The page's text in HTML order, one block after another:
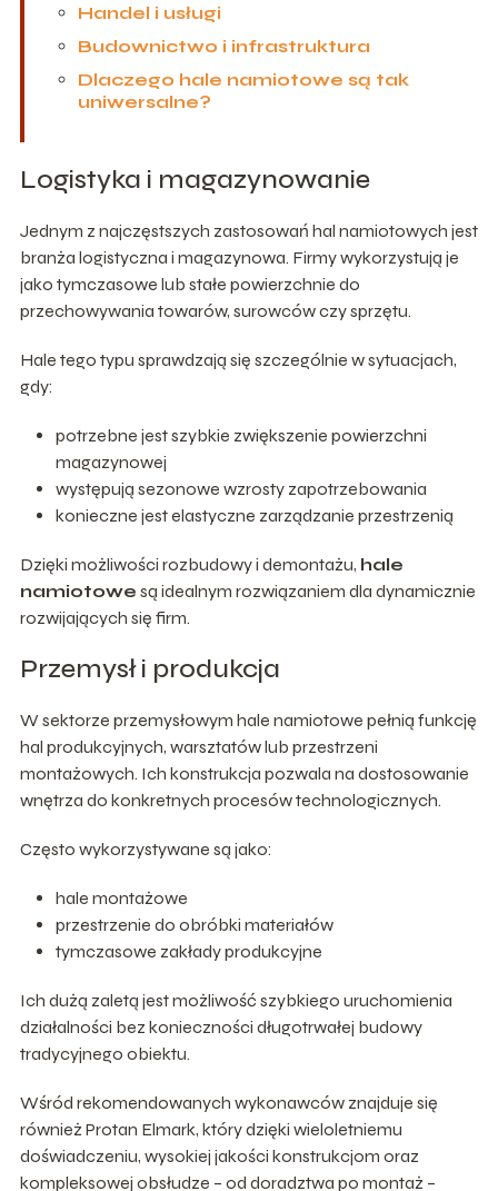
Handel i usługi
Budownictwo i infrastruktura
Dlaczego hale namiotowe są tak
uniwersalne?
Logistyka i magazynowanie
Jednym z najczęstszych zastosowań hal namiotowych jest
branża logistyczna i magazynowa. Firmy wykorzystują je
jako tymczasowe lub stałe powierzchnie do
przechowywania towarów, surowców czy sprzętu.
Hale tego typu sprawdzają się szczególnie w sytuacjach,
gdy:
potrzebne jest szybkie zwiększenie powierzchni
magazynowej
występują sezonowe wzrosty zapotrzebowania
konieczne jest elastyczne zarządzanie przestrzenią
Dzięki możliwości rozbudowy i demontażu, hale
namiotowe są idealnym rozwiązaniem dla dynamicznie
rozwijających się firm.
Przemysł i produkcja
W sektorze przemysłowym hale namiotowe pełnią funkcję
hal produkcyjnych, warsztatów lub przestrzeni
montażowych. Ich konstrukcja pozwala na dostosowanie
wnętrza do konkretnych procesów technologicznych.
Często wykorzystywane są jako:
hale montażowe
przestrzenie do obróbki materiałów
tymczasowe zakłady produkcyjne
Ich dużą zaletą jest możliwość szybkiego uruchomienia
działalności bez konieczności długotrwałej budowy
tradycyjnego obiektu.
Wśród rekomendowanych wykonawców znajduje się
również Protan Elmark, który dzięki wieloletniemu
doświadczeniu, wysokiej jakości konstrukcjom oraz
kompleksowej obsłudze – od doradztwa po montaż –